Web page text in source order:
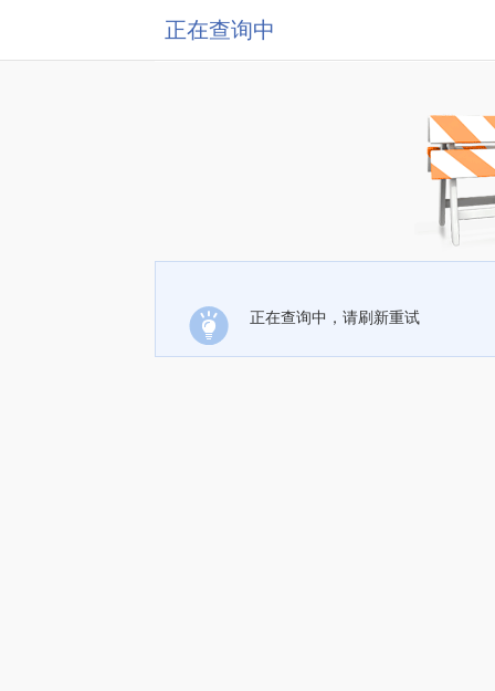
正在查询中
正在查询中，请刷新重试